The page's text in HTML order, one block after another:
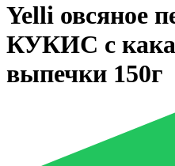
Yelli овсяное
КУКИС с
выпечки 150г